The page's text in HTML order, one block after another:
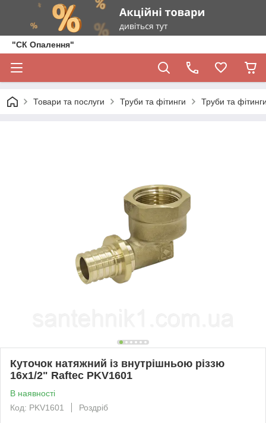
"СК Опалення"
Товари та послуги Труби та фітинги Труби та
Куточок натяжний із внутрішньою різзю
16x1/2" Raftec PKV1601
В наявності
Код: PKV1601
Роздріб